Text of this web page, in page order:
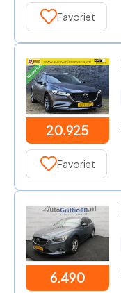
Favoriet
20.925
Favoriet
6.490